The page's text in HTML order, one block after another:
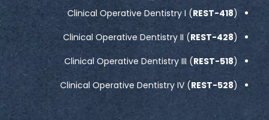
Clinical Operative Dentistry I (REST-418)
Clinical Operative Dentistry II (REST-428)
Clinical Operative Dentistry III (REST-518)
Clinical Operative Dentistry IV (REST-528)